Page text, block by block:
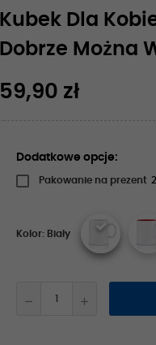
Kubek Dla
Dobrze Można
59,90 zł
Dodatkowe opcje:
Pakowanie na prezent
Kolor: Biały